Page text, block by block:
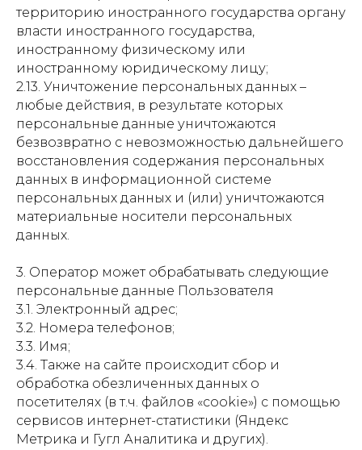
территорию иностранного государства органу
власти иностранного государства,
иностранному физическому или
иностранному юридическому лицу;
2.13. Уничтожение персональных данных –
любые действия, в результате которых
персональные данные уничтожаются
безвозвратно с невозможностью дальнейшего
восстановления содержания персональных
данных в информационной системе
персональных данных и (или) уничтожаются
материальные носители персональных
данных.
3. Оператор может обрабатывать следующие
персональные данные Пользователя
3.1. Электронный адрес;
3.2. Номера телефонов;
3.3. Имя;
3.4. Также на сайте происходит сбор и
обработка обезличенных данных о
посетителях (в т.ч. файлов «cookie») с помощью
сервисов интернет-статистики (Яндекс
Метрика и Гугл Аналитика и других).